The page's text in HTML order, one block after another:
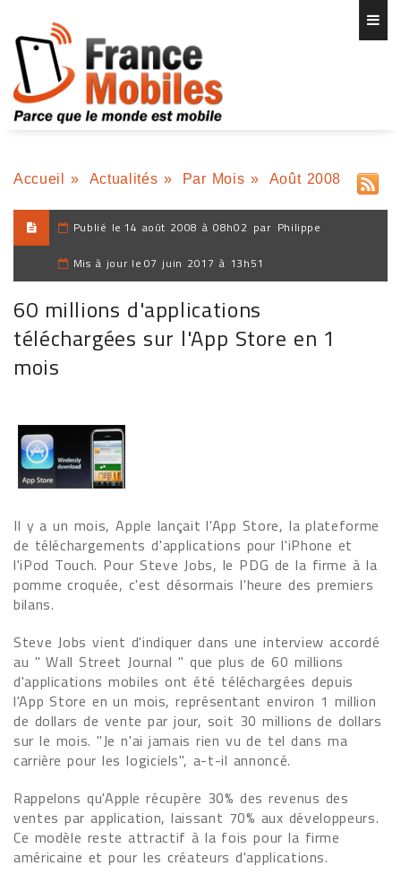
Accueil » Actualités » Par Mois » Août 2008
Publié le 14 août 2008 à 08h02 par Philippe
Mis à jour le 07 juin 2017 à 13h51
60 millions d'applications
téléchargées sur l'App Store en 1
mois
Il y a un mois, Apple lançait l'App Store, la plateforme
de téléchargements d'applications pour l'iPhone et
l'iPod Touch. Pour Steve Jobs, le PDG de la firme à la
pomme croquée, c'est désormais l'heure des premiers
bilans.
Steve Jobs vient d'indiquer dans une interview accordé
au " Wall Street Journal " que plus de 60 millions
d'applications mobiles ont été téléchargées depuis
l'App Store en un mois, représentant environ 1 million
de dollars de vente par jour, soit 30 millions de dollars
sur le mois. "Je n'ai jamais rien vu de tel dans ma
carrière pour les logiciels", a-t-il annoncé.
Rappelons qu'Apple récupère 30% des revenus des
ventes par application, laissant 70% aux développeurs.
Ce modèle reste attractif à la fois pour la firme
américaine et pour les créateurs d'applications.